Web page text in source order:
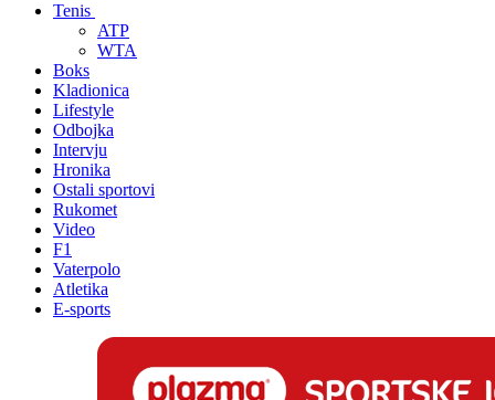
Tenis
ATP
WTA
Boks
Kladionica
Lifestyle
Odbojka
Intervju
Hronika
Ostali sportovi
Rukomet
Video
F1
Vaterpolo
Atletika
E-sports